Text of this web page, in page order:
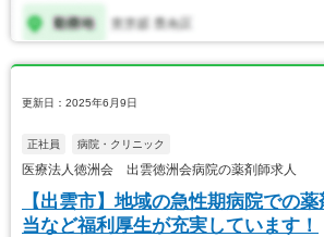
更新日：2025年6月9日
正社員 病院・クリニック
医療法人徳洲会 出雲徳洲会病院の薬剤師求人
【出雲市】地域の急性期病院での
当など福利厚生が充実しています！